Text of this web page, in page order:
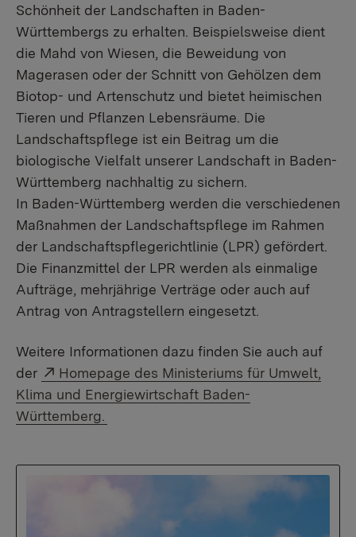
Schönheit der Landschaften in Baden-
Württembergs zu erhalten. Beispielsweise dient
die Mahd von Wiesen, die Beweidung von
Magerasen oder der Schnitt von Gehölzen dem
Biotop- und Artenschutz und bietet heimischen
Tieren und Pflanzen Lebensräume. Die
Landschaftspflege ist ein Beitrag um die
biologische Vielfalt unserer Landschaft in Baden-
Württemberg nachhaltig zu sichern.
In Baden-Württemberg werden die verschiedenen
Maßnahmen der Landschaftspflege im Rahmen
der Landschaftspflegerichtlinie (LPR) gefördert.
Die Finanzmittel der LPR werden als einmalige
Aufträge, mehrjährige Verträge oder auch auf
Antrag von Antragstellern eingesetzt.
Weitere Informationen dazu finden Sie auch auf
der
Externer Link:
Homepage des Ministeriums für Umwelt,
Klima und Energiewirtschaft Baden-
Württemberg.